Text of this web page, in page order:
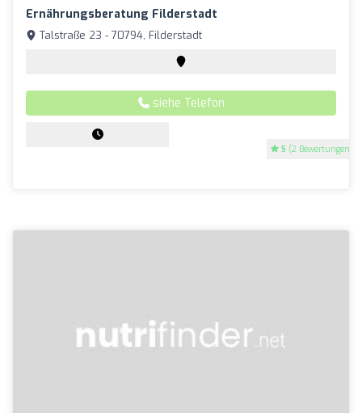
Ernährungsberatung Filderstadt
5 (2 Bewertungen)
Talstraße 23 - 70794, Filderstadt
siehe Telefon